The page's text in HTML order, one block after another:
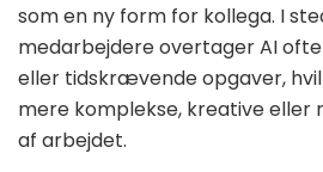
som en ny form for kollega. I
medarbejdere overtager AI
eller tidskrævende opgaver,
mere komplekse, kreative eller
af arbejdet.